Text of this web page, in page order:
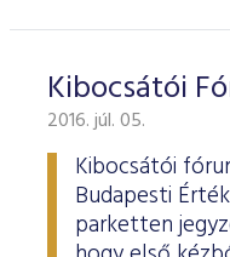
Kibocsátói
2016. júl. 05.
Kibocsátói
Budapesti
parketten